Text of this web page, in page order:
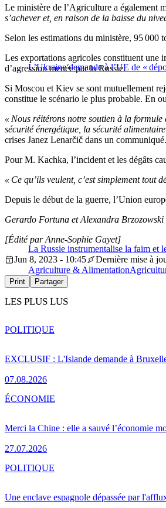
Le ministère de l’Agriculture a également
s’achever et, en raison de la baisse du
Selon les estimations du ministère, 95 000
L’Ukraine demande à l’UE de «
Les exportations agricoles constituent une
d’agression menée par la Russie.
Si Moscou et Kiev se sont mutuellement
constitue le scénario le plus probable. En
« Nous réitérons notre soutien à la
sécurité énergétique, la sécurité
crises Janez Lenarčič dans un communiqué.
Pour M. Kachka, l’incident et les dégâts
« Ce qu’ils veulent, c’est simplement tout
Depuis le début de la guerre, l’Union
Gerardo Fortuna et Alexandra
La Russie instrumentalise la faim et
[Édité par Anne-Sophie Gayet]
Jun 8, 2023 - 10:45
Dernière mise à
Agriculture & Alimentation
Print Partager
LES PLUS LUS
EXCLUSIF : L'Islande demande à
07.08.2026
POLITIQUE
Merci la Chine : elle a sauvé l’économie
27.07.2026
ÉCONOMIE
Une enclave espagnole dépassée par
POLITIQUE